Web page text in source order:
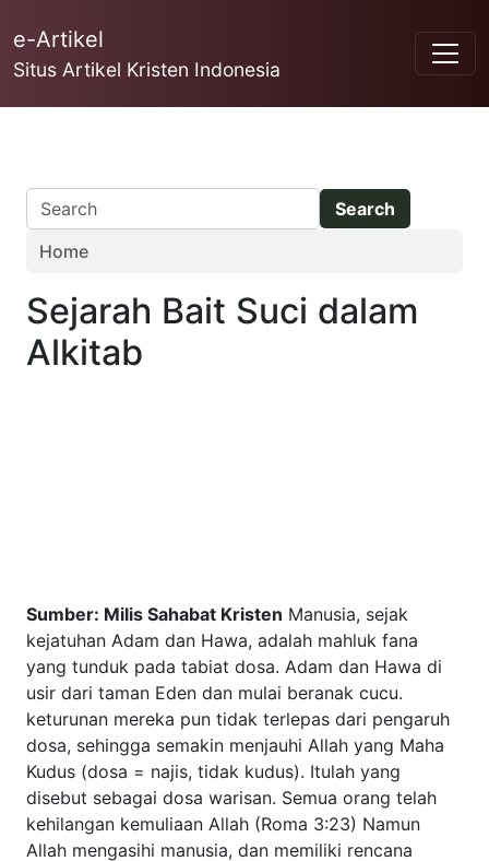
e-Artikel
Situs Artikel Kristen Indonesia
Home
Sejarah Bait Suci dalam
Alkitab
Sumber: Milis Sahabat KristenManusia, sejak kejatuhan
Adam dan Hawa, adalah mahluk fana yang tunduk pada
tabiat dosa. Adam dan Hawa di usir dari taman Eden dan
mulai beranak cucu. keturunan mereka pun tidak terlepas
dari pengaruh dosa, sehingga semakin menjauhi Allah yang
Maha Kudus (dosa = najis, tidak kudus). Itulah yang disebut
sebagai dosa warisan. Semua orang telah kehilangan
kemuliaan Allah (Roma 3:23) Namun Allah mengasihi
manusia, dan memiliki rencana untuk menyelamatkan
manusia dari jerat iblis, yaitu dosa dan maut. Allah